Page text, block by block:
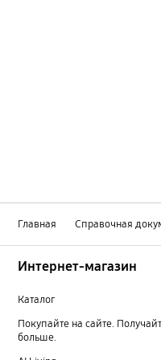
Главная Справочная
Интернет-магазин
Каталог
Покупайте на сайте.
больше.